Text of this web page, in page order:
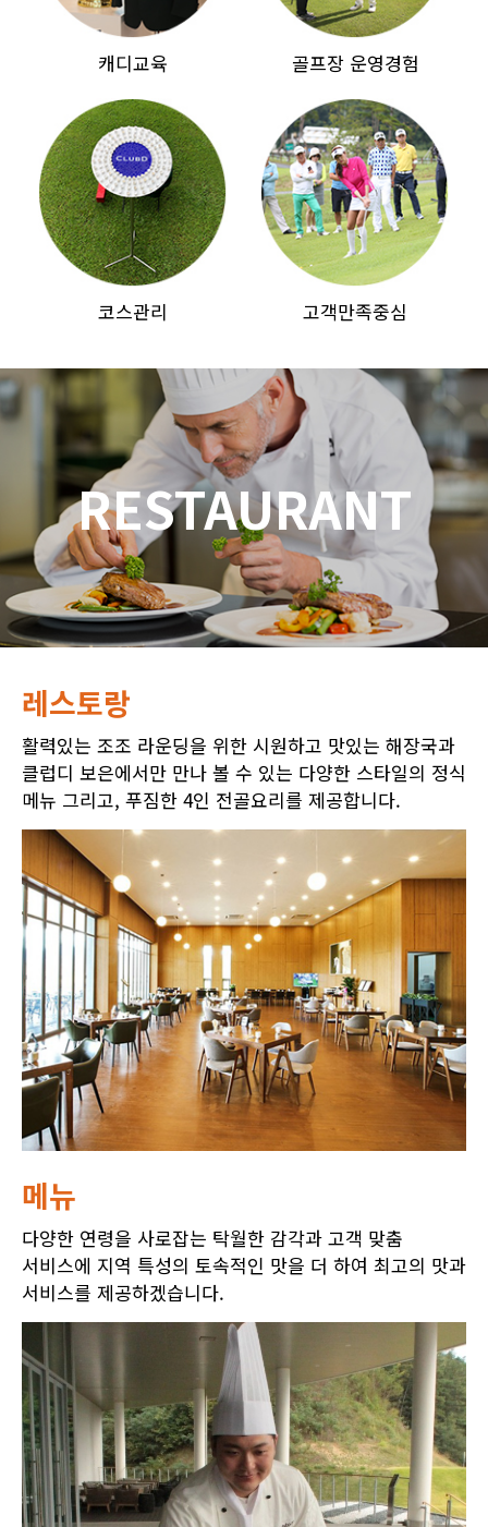
캐디교육 골프장 운영경험
코스관리 고객만족중심
RESTAURANT
레스토랑
활력있는 조조 라운딩을 위한 시원하고 맛있는 해장국과
클럽디 보은에서만 만나 볼 수 있는 다양한 스타일의 정식
메뉴 그리고, 푸짐한 4인 전골요리를 제공합니다.
메뉴
다양한 연령을 사로잡는 탁월한 감각과 고객 맞춤
서비스에 지역 특성의 토속적인 맛을 더 하여 최고의 맛과
서비스를 제공하겠습니다.